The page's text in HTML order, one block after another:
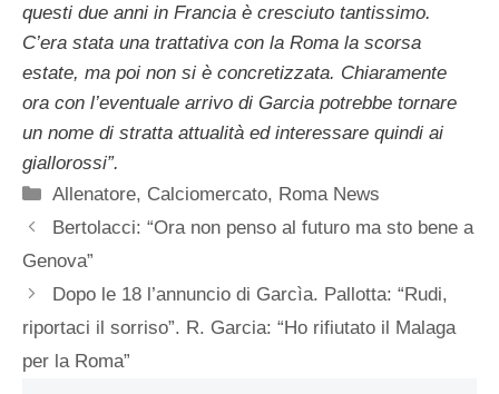
questi due anni in Francia è cresciuto tantissimo.
C’era stata una trattativa con la Roma la scorsa
estate, ma poi non si è concretizzata. Chiaramente
ora con l’eventuale arrivo di Garcia potrebbe tornare
un nome di stratta attualità ed interessare quindi ai
giallorossi”.
Categorie
Allenatore, Calciomercato, Roma News
Bertolacci: “Ora non penso al futuro ma sto bene a
Genova”
Dopo le 18 l’annuncio di Garcìa. Pallotta: “Rudi,
riportaci il sorriso”. R. Garcia: “Ho rifiutato il Malaga
per la Roma”